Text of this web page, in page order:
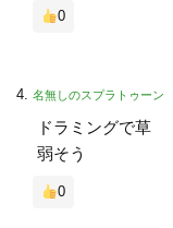
0
名無しのスプラトゥーン
ドラミングで草
弱そう
0